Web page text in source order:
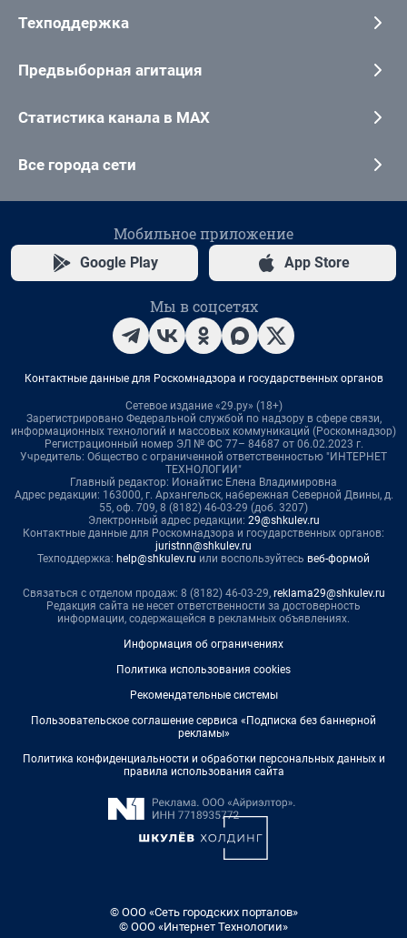
Техподдержка
Предвыборная агитация
Статистика канала в MAX
Все города сети
Мобильное приложение
Google Play App Store
Мы в соцсетях
Контактные данные для Роскомнадзора и государственных органов
Сетевое издание «29.ру» (18+)
Зарегистрировано Федеральной службой по надзору в сфере связи,
информационных технологий и массовых коммуникаций (Роскомнадзор)
Регистрационный номер ЭЛ № ФС 77– 84687 от 06.02.2023 г.
Учредитель: Общество с ограниченной ответственностью "ИНТЕРНЕТ
ТЕХНОЛОГИИ"
Главный редактор: Ионайтис Елена Владимировна
Адрес редакции: 163000, г. Архангельск, набережная Северной Двины, д.
55, оф. 709, 8 (8182) 46-03-29 (доб. 3207)
Электронный адрес редакции: 29@shkulev.ru
Контактные данные для Роскомнадзора и государственных органов:
juristnn@shkulev.ru
Техподдержка: help@shkulev.ru или воспользуйтесь веб-формой
Связаться с отделом продаж: 8 (8182) 46-03-29, reklama29@shkulev.ru
Редакция сайта не несет ответственности за достоверность
информации, содержащейся в рекламных объявлениях.
Информация об ограничениях
Политика использования cookies
Рекомендательные системы
Пользовательское соглашение сервиса «Подписка без баннерной
рекламы»
Политика конфиденциальности и обработки персональных данных и
правила использования сайта
© ООО «Сеть городских порталов»
© ООО «Интернет Технологии»